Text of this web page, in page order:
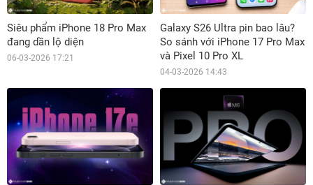
Siêu phẩm iPhone 18 Pro Max
đang dần lộ diện
06-03-2026 17:21
Galaxy S26 Ultra pin bao lâu?
So sánh với iPhone 17 Pro Max
và Pixel 10 Pro XL
04-03-2026 14:43